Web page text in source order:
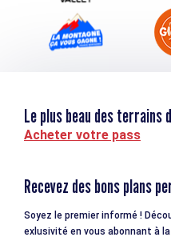
Le plus beau des terrains
Acheter votre pass
Recevez des bons plans
Soyez le premier informé !
exlusivité en vous abonnant à